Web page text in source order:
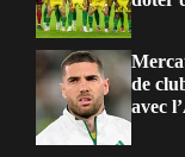
de
avec